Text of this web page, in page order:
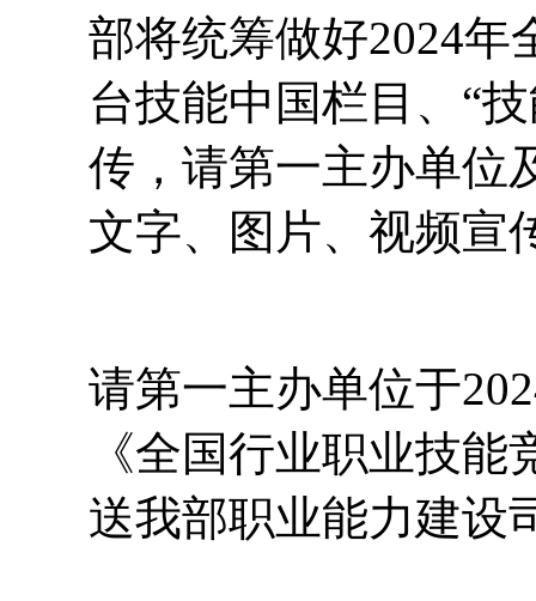
部将统筹做好2024年
台技能中国栏目、“
传，请第一主办单位
文字、图片、视频宣
请第一主办单位于
《全国行业职业技
送我部职业能力建设